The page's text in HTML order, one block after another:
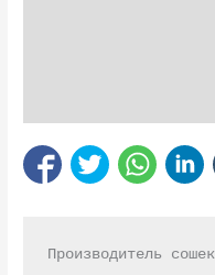
Производитель